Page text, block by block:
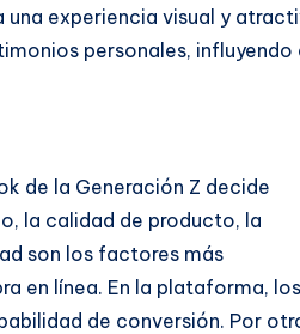
experiencia visual y
personales, influyendo
de la Generación Z decide
la calidad de producto, la
son los factores más
en línea. En la plataforma, los
de conversión. Por